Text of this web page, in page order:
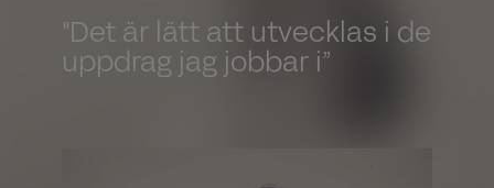
"Det är lätt att utvecklas i de
uppdrag jag jobbar i”